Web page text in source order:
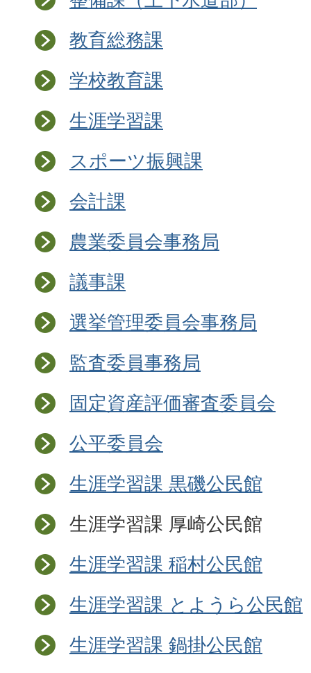
教育総務課
学校教育課
生涯学習課
スポーツ振興課
会計課
農業委員会事務局
議事課
選挙管理委員会事務局
監査委員事務局
固定資産評価審査委員会
公平委員会
生涯学習課 黒磯公民館
生涯学習課 厚崎公民館
生涯学習課 稲村公民館
生涯学習課 とようら公民館
生涯学習課 鍋掛公民館